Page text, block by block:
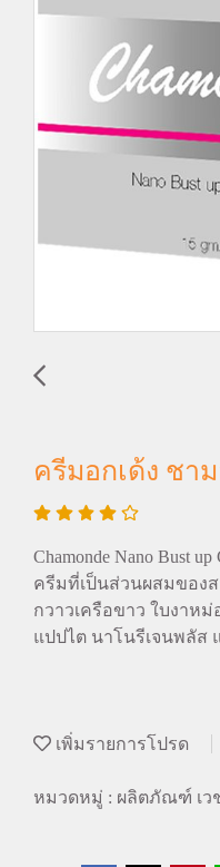
ครีมอกเด้ง ชา
Chamonde Nano Bust
ครีมที่เป็นส่วนผสมของ
กวาวเครือขาว ใบงาห
แปปไต นาโนรีเจนพลัส
เพิ่มรายการโปรด
หมวดหมู่ : ผลิตภัณฑ์ เว